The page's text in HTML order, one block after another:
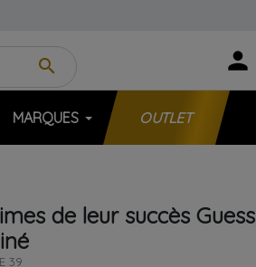
search person
MARQUES OUTLET
de leur succès Guess
39